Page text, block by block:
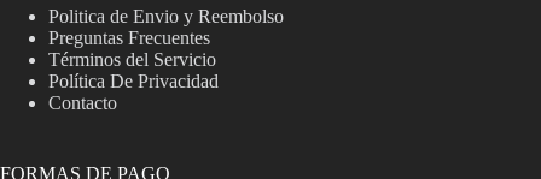
Politica de Envio y Reembolso
Preguntas Frecuentes
Términos del Servicio
Política De Privacidad
Contacto
FORMAS DE PAGO